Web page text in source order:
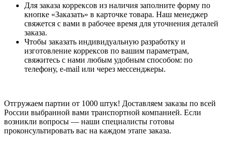
Для заказа коррексов из наличия заполните форму по
кнопке «Заказать» в карточке товара. Наш менеджер
свяжется с вами в рабочее время для уточнения деталей
заказа.
Чтобы заказать индивидуальную разработку и
изготовление коррексов по вашим параметрам,
свяжитесь с нами любым удобным способом: по
телефону, e-mail или через мессенджеры.
Отгружаем партии от 1000 штук! Доставляем заказы по всей
России выбранной вами транспортной компанией. Если
возникли вопросы — наши специалисты готовы
проконсультировать вас на каждом этапе заказа.